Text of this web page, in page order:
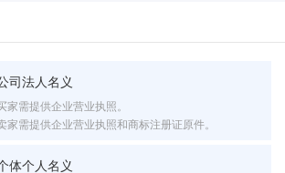
司法人名义
家需提供企业营业执照。
家需提供企业营业执照和商标注册证原件。
体个人名义